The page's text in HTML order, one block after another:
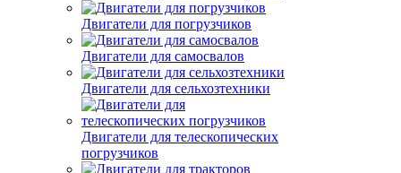
Двигатели для погрузчиков
Двигатели для самосвалов
Двигатели для сельхозтехники
Двигатели для телескопических
погрузчиков